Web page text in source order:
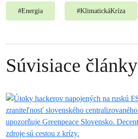
#Energia #KlimatickáKríza
Súvisiace články